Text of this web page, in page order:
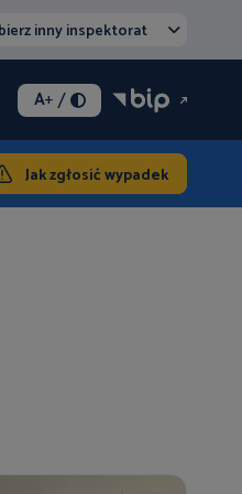
inny inspektorat
A+/
Jak zgłosić wypadek